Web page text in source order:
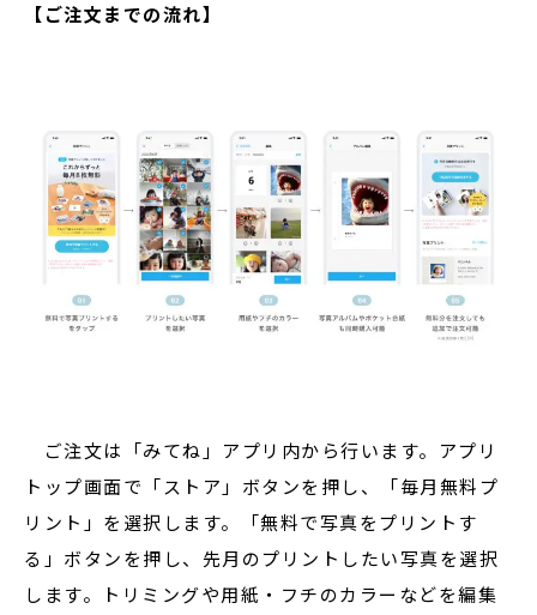
【ご注文までの流れ】
ご注文は「みてね」アプリ内から行います。アプリ
トップ画面で「ストア」ボタンを押し、「毎月無料プ
リント」を選択します。「無料で写真をプリントす
る」ボタンを押し、先月のプリントしたい写真を選択
します。トリミングや用紙・フチのカラーなどを編集